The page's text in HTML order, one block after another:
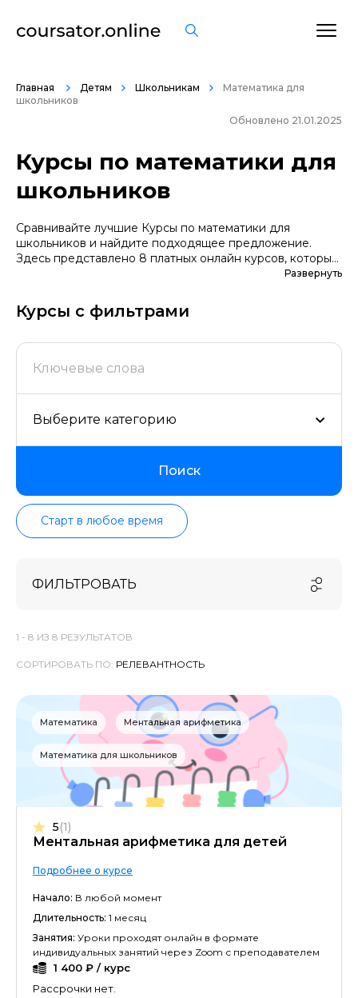
Главная Детям Школьникам
Математика для
школьников
Обновлено 21.01.2025
Курсы по математики для
школьников
Сравнивайте лучшие Курсы по математики для
школьников и найдите подходящее предложение.
Здесь представлено 8 платных онлайн курсов, которые
помогут вам стать грамотными специалистами. А если
попробуйте бесплатные варианты. Большой выбор
обучающих программ по цене, продолжительности,
поддерживаем информацию о всех курсах
проверенных школ в актуальном состоянии.
Развернуть
Курсы с фильтрами
Выберите категорию
Поиск
Старт в любое время
ФИЛЬТРОВАТЬ
1 - 8 ИЗ 8 РЕЗУЛЬТАТОВ
СОРТИРОВАТЬ ПО:
Математика Ментальная арифметика
Математика для школьников
Ментальная арифметика для детей
5(1)
Подробнее о курсе
Начало: В любой момент
Длительность: 1 месяц
Занятия: Уроки проходят онлайн в формате
индивидуальных занятий через Zoom с преподавателем
1 400 ₽ / курс
Рассрочки нет.